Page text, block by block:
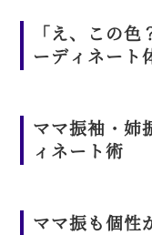
「え、この
ーディネート
ママ振袖・姉
ィネート術
ママ振も個性